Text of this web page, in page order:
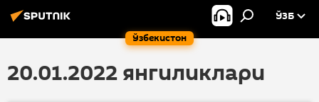
Ўзбекистон
ЎЗБ
20.01.2022 янгиликлари